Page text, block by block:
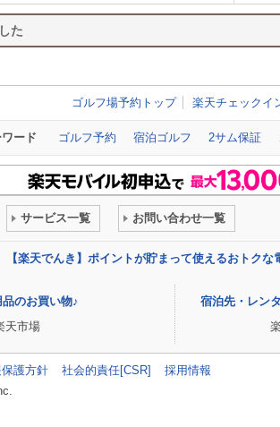
た
ゴルフ場予約トップ 楽天チェックイ
ード ゴルフ予約 宿泊ゴルフ 2サム保証
サービス一覧 お問い合わせ一覧
【楽天でんき】ポイントが貯まって使えるおトクな
のお買い物♪
天市場
宿泊先・レン
護方針 社会的責任[CSR]
採用情報